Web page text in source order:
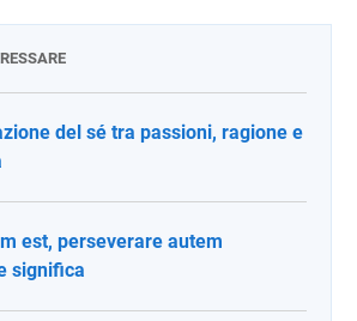
del sé tra passioni, ragione e
est, perseverare autem
significa